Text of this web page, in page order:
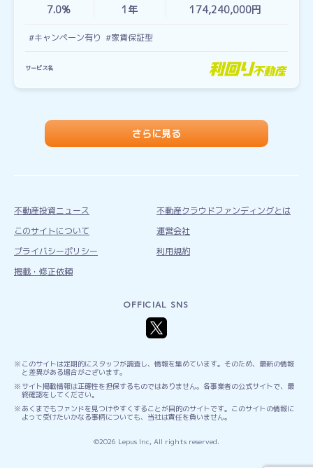
7.0% 1 年 174,240,000円
#キャンペーン有り #家賃保証型
サービス名
さらに見る
不動産投資ニュース
不動産クラウドファンディングとは
このサイトについて
運営会社
プライバシーポリシー
利用規約
掲載・修正依頼
OFFICIAL SNS
このサイトは定期的にスタッフが調査し、情報を集めています。そのため、最新の情報
と差異がある場合がございます。
サイト掲載情報は正確性を担保するものではありません。各事業者の公式サイトで、最
終確認をしてください。
あくまでもファンドを見つけやすくすることが目的のサイトです。このサイトの情報に
よって受けたいかなる事柄についても、当社は責任を負いません。
©2026 Lepus Inc, All rights reserved.